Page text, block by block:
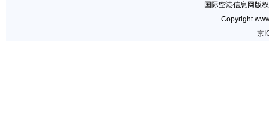
国际空港信息网版
Copyright
京